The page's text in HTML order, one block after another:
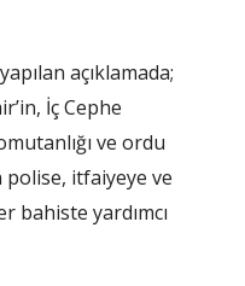
açıklamada;
İç Cephe
ve ordu
itfaiyeye ve
bahiste yardımcı